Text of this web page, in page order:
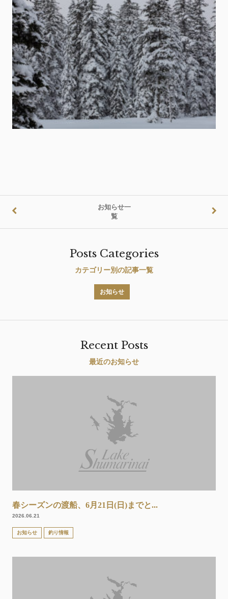
お知らせ一
覧
Posts Categories
カテゴリー別の記事一覧
お知らせ
Recent Posts
最近のお知らせ
春シーズンの渡船、6月21日(日)までと...
2026.06.21
お知らせ 釣り情報